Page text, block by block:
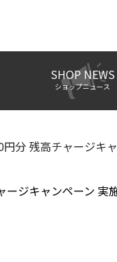
SHOP NEWS
ショップニュース
円分 残高チャージキ